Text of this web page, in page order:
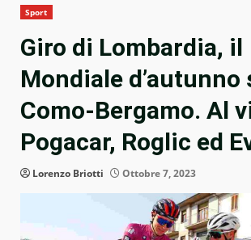
Sport
Giro di Lombardia, il
Mondiale d’autunno
Como-Bergamo. Al
Pogacar, Roglic ed
Lorenzo Briotti Ottobre 7, 2023